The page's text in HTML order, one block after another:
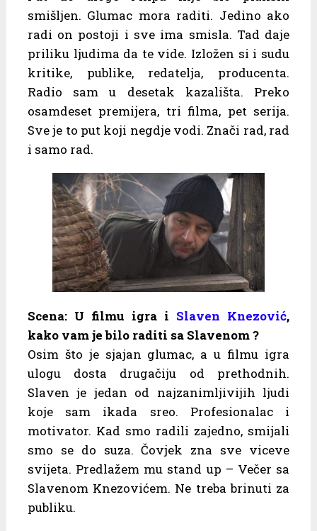
smišljen. Glumac mora raditi. Jedino ako
radi on postoji i sve ima smisla. Tad daje
priliku ljudima da te vide. Izložen si i sudu
kritike, publike, redatelja, producenta.
Radio sam u desetak kazališta. Preko
osamdeset premijera, tri filma, pet serija.
Sve je to put koji negdje vodi. Znači rad, rad
i samo rad.
Scena: U filmu igra i Slaven Knezović,
kako vam je bilo raditi sa Slavenom ?
Osim što je sjajan glumac, a u filmu igra
ulogu dosta drugačiju od prethodnih.
Slaven je jedan od najzanimljivijih ljudi
koje sam ikada sreo. Profesionalac i
motivator. Kad smo radili zajedno, smijali
smo se do suza. Čovjek zna sve viceve
svijeta. Predlažem mu stand up – Večer sa
Slavenom Knezovićem. Ne treba brinuti za
publiku.